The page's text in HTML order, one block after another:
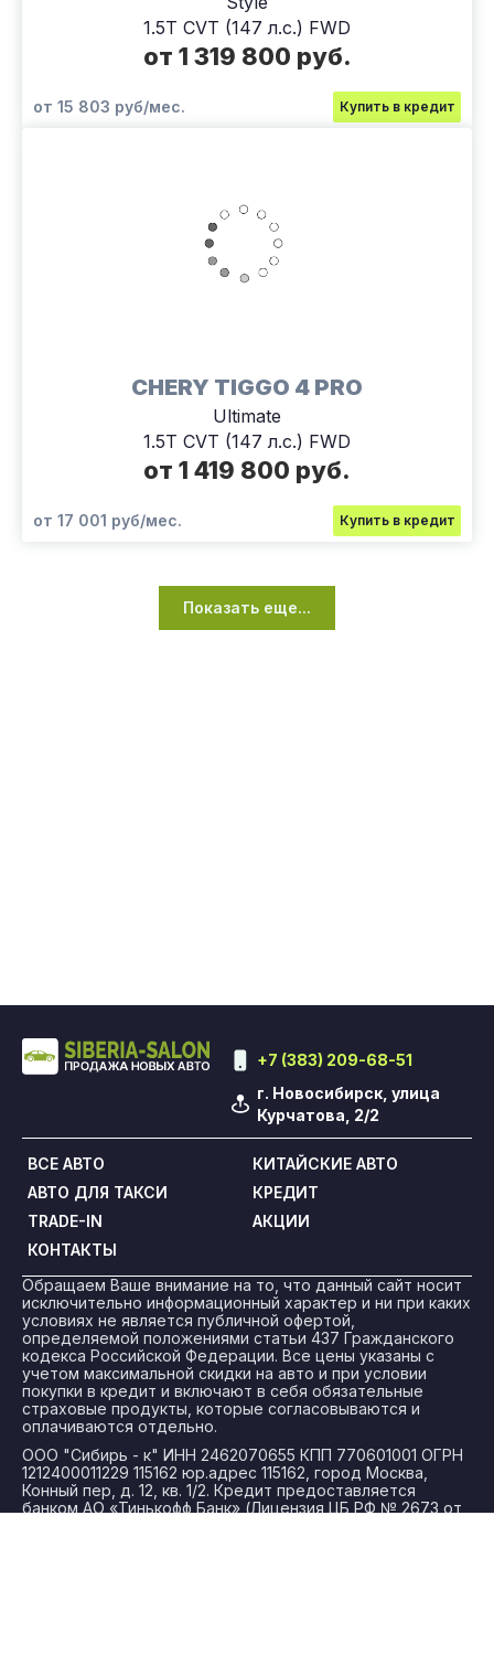
1.5T CVT (147 л.с.) FWD
от 1 319 800 руб.
от 15 803 руб/мес. Купить в кредит
CHERY TIGGO 4 PRO
Ultimate
1.5T CVT (147 л.с.) FWD
от 1 419 800 руб.
от 17 001 руб/мес. Купить в кредит
Показать еще...
+7 (383) 209-68-51
г. Новосибирск, улица
Курчатова, 2/2
ВСЕ АВТО
КИТАЙСКИЕ АВТО
АВТО ДЛЯ ТАКСИ
КРЕДИТ
TRADE-IN
АКЦИИ
КОНТАКТЫ
Обращаем Ваше внимание на то, что данный сайт носит
исключительно информационный характер и ни при каких
условиях не является публичной офертой,
определяемой положениями статьи 437 Гражданского
кодекса Российской Федерации. Все цены указаны с
учетом максимальной скидки на авто и при условии
покупки в кредит и включают в себя обязательные
страховые продукты, которые согласовываются и
оплачиваются отдельно.
ООО "Сибирь - к" ИНН 2462070655 КПП 770601001 ОГРН
1212400011229 115162 юр.адрес 115162, город Москва,
Конный пер, д. 12, кв. 1/2. Кредит предоставляется
банком АО «Тинькофф Банк» (Лицензия ЦБ РФ № 2673 от